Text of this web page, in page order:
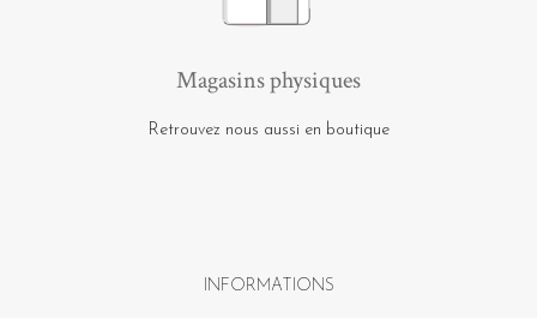
Magasins physiques
Retrouvez nous aussi en boutique
INFORMATIONS